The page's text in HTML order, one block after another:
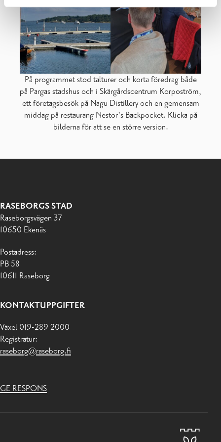
På programmet stod talturer och korta föredrag både
på Pargas stadshus och i Skärgårdscentrum Korpoström,
ett företagsbesök på Nagu Distillery och en gemensam
middag på restaurang Nestor’s Backpocket. Klicka på
bilderna för att se en större version.
RASEBORGS STAD
Raseborgsvägen 37
10650 Ekenäs
Postadress:
PB 58
10611 Raseborg
KONTAKTUPPGIFTER
Växel 019-289 2000
Registratur:
raseborg@raseborg.fi
GE RESPONS